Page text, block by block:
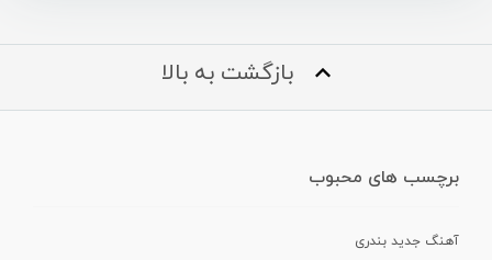
بازگشت به بالا
برچسب های محبوب
آهنگ جدید بندری